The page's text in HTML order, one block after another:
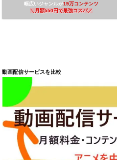
幅広いジャンルが19万コンテンツ
＼ 月額550円で最強コスパ／
動画配信サービスを比較